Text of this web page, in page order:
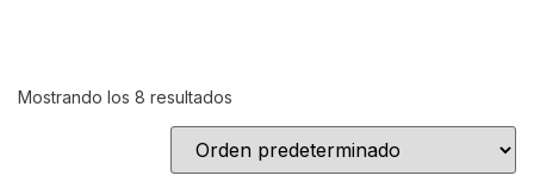
Mostrando los 8 resultados